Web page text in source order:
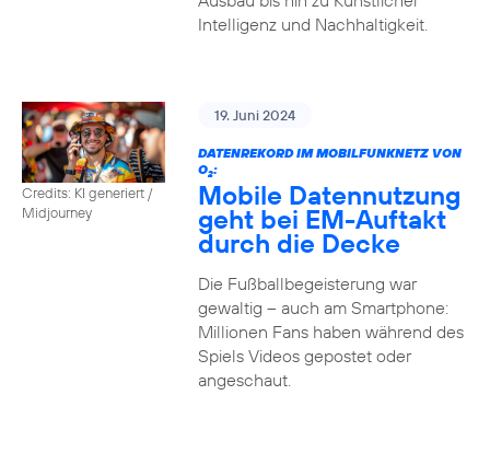
Intelligenz und Nachhaltigkeit.
Credits: KI generiert /
Midjourney
19. Juni 2024
DATENREKORD IM MOBILFUNKNETZ VON
O2:
Mobile Datennutzung
geht bei EM-Auftakt
durch die Decke
Die Fußballbegeisterung war
gewaltig – auch am Smartphone:
Millionen Fans haben während des
Spiels Videos gepostet oder
angeschaut.